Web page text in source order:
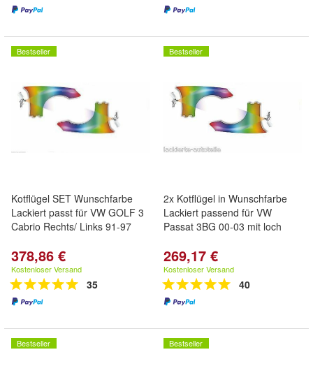
Bestseller
Kotflügel SET Wunschfarbe
Lackiert passt für VW GOLF 3
Cabrio Rechts/ Links 91-97
378,86 €
Kostenloser Versand
35
Bestseller
2x Kotflügel in Wunschfarbe
Lackiert passend für VW
Passat 3BG 00-03 mit loch
269,17 €
Kostenloser Versand
40
Bestseller Bestseller